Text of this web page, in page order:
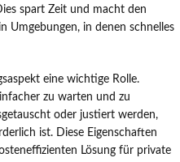
spart Zeit und macht den
Umgebungen, in denen schnelles
eine wichtige Rolle.
zu warten und zu
oder justiert werden,
ist. Diese Eigenschaften
Lösung für private